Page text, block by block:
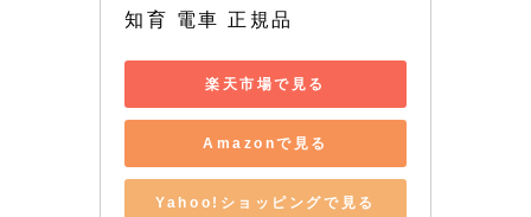
知育 電車 正規品
楽天市場で見る
Amazonで見る
Yahoo!ショッピングで見る